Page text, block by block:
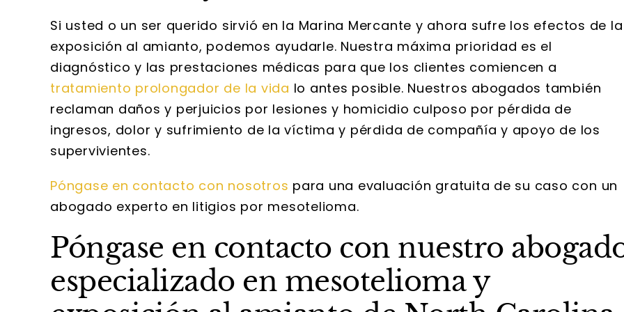
Si usted o un ser querido sirvió en la Marina Mercante y ahora sufre los efectos de la
exposición al amianto, podemos ayudarle. Nuestra máxima prioridad es el
diagnóstico y las prestaciones médicas para que los clientes comiencen a
tratamiento prolongador de la vida lo antes posible. Nuestros abogados también
reclaman daños y perjuicios por lesiones y homicidio culposo por pérdida de
ingresos, dolor y sufrimiento de la víctima y pérdida de compañía y apoyo de los
supervivientes.
Póngase en contacto con nosotros para una evaluación gratuita de su caso con un
abogado experto en litigios por mesotelioma.
Póngase en contacto con nuestro
especializado en mesotelioma y